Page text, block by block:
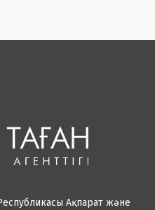
Ақпарат және